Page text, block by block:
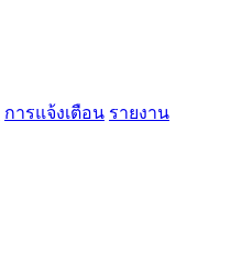
การแจ้งเตือน รายงาน